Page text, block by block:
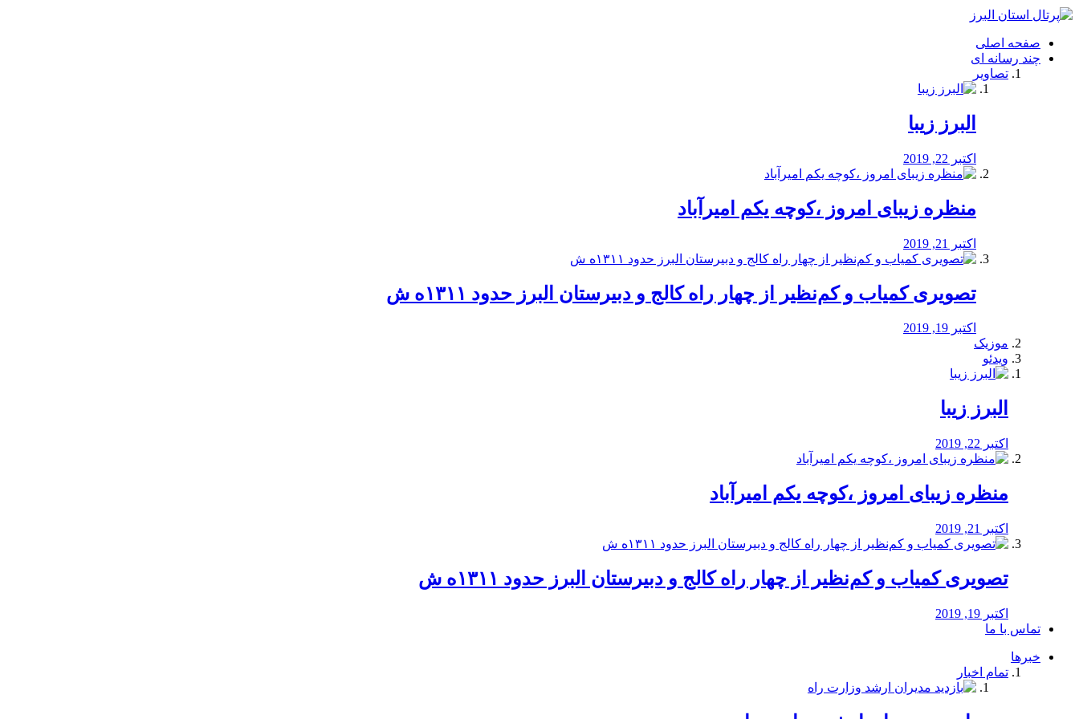
فصد
شرق
تهران
خشکشویی
صفحه اصلی
چند رسانه ای
تصاویر
البرز زیبا
اکتبر 22, 2019
منظره‌‌ زیبای امروز ،کوچه یکم امیرآباد
اکتبر 21, 2019
️تصویری کمیاب و کم‌نظیر از چهار راه كالج و دبيرستان البرز حدود ۱۳۱۱ه ش
اکتبر 19, 2019
موزیک
ویدئو
البرز زیبا
اکتبر 22, 2019
منظره‌‌ زیبای امروز ،کوچه یکم امیرآباد
اکتبر 21, 2019
️تصویری کمیاب و کم‌نظیر از چهار راه كالج و دبيرستان البرز حدود ۱۳۱۱ه ش
اکتبر 19, 2019
تماس با ما
خبرها
تمام اخبار